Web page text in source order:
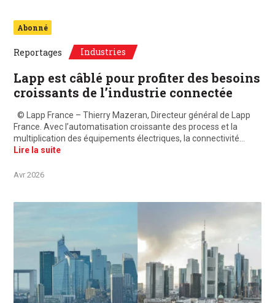
Abonné
Reportages Industries
Lapp est câblé pour profiter des besoins
croissants de l’industrie connectée
© Lapp France – Thierry Mazeran, Directeur général de Lapp
France. Avec l’automatisation croissante des process et la
multiplication des équipements électriques, la connectivité…
Lire la suite
Avr 2026